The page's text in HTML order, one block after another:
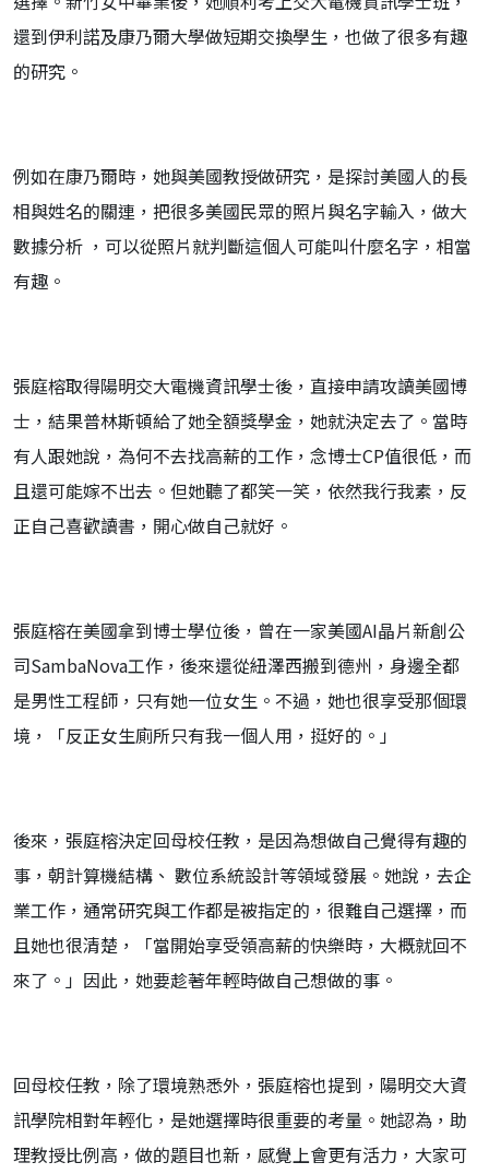
還到伊利諾及康乃爾大學做短期交換學生，也做了很多有趣
的研究。
例如在康乃爾時，她與美國教授做研究，是探討美國人的長
相與姓名的關連，把很多美國民眾的照片與名字輸入，做大
數據分析 ，可以從照片就判斷這個人可能叫什麼名字，相當
有趣。
張庭榕取得陽明交大電機資訊學士後，直接申請攻讀美國博
士，結果普林斯頓給了她全額獎學金，她就決定去了。當時
有人跟她說，為何不去找高薪的工作，念博士CP值很低，而
且還可能嫁不出去。但她聽了都笑一笑，依然我行我素，反
正自己喜歡讀書，開心做自己就好。
張庭榕在美國拿到博士學位後，曾在一家美國AI晶片新創公
司SambaNova工作，後來還從紐澤西搬到德州，身邊全都
是男性工程師，只有她一位女生。不過，她也很享受那個環
境，「反正女生廁所只有我一個人用，挺好的。」
後來，張庭榕決定回母校任教，是因為想做自己覺得有趣的
事，朝計算機結構、 數位系統設計等領域發展。她說，去企
業工作，通常研究與工作都是被指定的，很難自己選擇，而
且她也很清楚，「當開始享受領高薪的快樂時，大概就回不
來了。」因此，她要趁著年輕時做自己想做的事。
回母校任教，除了環境熟悉外，張庭榕也提到，陽明交大資
訊學院相對年輕化，是她選擇時很重要的考量。她認為，助
理教授比例高，做的題目也新，感覺上會更有活力，大家可